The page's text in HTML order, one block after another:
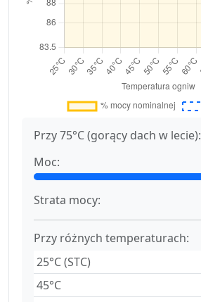
Przy 75°C (gorący dach w lecie):
Moc:
Strata mocy:
Przy różnych temperaturach:
25°C (STC)
45°C